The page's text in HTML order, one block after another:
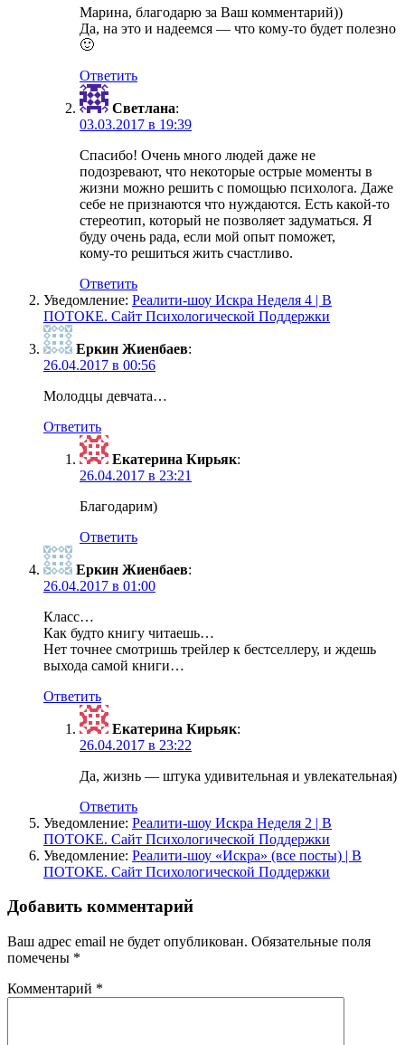
Марина, благодарю за Ваш комментарий))
Да, на это и надеемся — что кому-то будет полезно
🙂
Ответить
Светлана:
03.03.2017 в 19:39
Спасибо! Очень много людей даже не
подозревают, что некоторые острые моменты в
жизни можно решить с помощью психолога. Даже
себе не признаются что нуждаются. Есть какой-то
стереотип, который не позволяет задуматься. Я
буду очень рада, если мой опыт поможет,
кому-то решиться жить счастливо.
Ответить
Уведомление: Реалити-шоу Искра Неделя 4 | В
ПОТОКЕ. Сайт Психологической Поддержки
Еркин Жиенбаев:
26.04.2017 в 00:56
Молодцы девчата…
Ответить
Екатерина Кирьяк:
26.04.2017 в 23:21
Благодарим)
Ответить
Еркин Жиенбаев:
26.04.2017 в 01:00
Класс…
Как будто книгу читаешь…
Нет точнее смотришь трейлер к бестселлеру, и ждешь
выхода самой книги…
Ответить
Екатерина Кирьяк:
26.04.2017 в 23:22
Да, жизнь — штука удивительная и увлекательная)
Ответить
Уведомление: Реалити-шоу Искра Неделя 2 | В
ПОТОКЕ. Сайт Психологической Поддержки
Уведомление: Реалити-шоу «Искра» (все посты) | В
ПОТОКЕ. Сайт Психологической Поддержки
Добавить комментарий
Ваш адрес email не будет опубликован. Обязательные поля
помечены *
Комментарий *